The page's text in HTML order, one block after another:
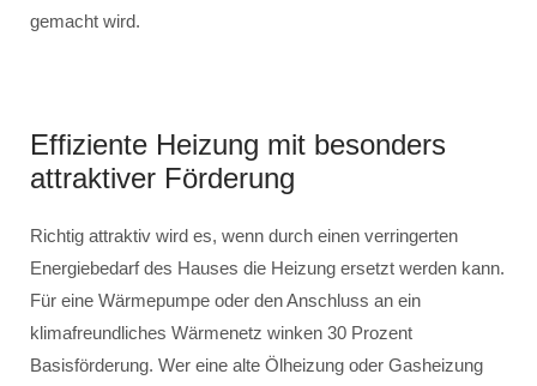
gemacht wird.
Effiziente Heizung mit besonders
attraktiver Förderung
Richtig attraktiv wird es, wenn durch einen verringerten
Energiebedarf des Hauses die Heizung ersetzt werden kann.
Für eine Wärmepumpe oder den Anschluss an ein
klimafreundliches Wärmenetz winken 30 Prozent
Basisförderung. Wer eine alte Ölheizung oder Gasheizung